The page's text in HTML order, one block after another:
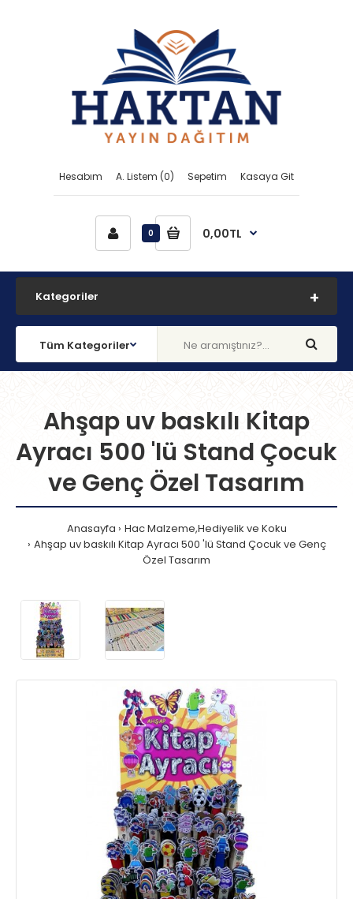
Hesabım A. Listem (0) Sepetim Kasaya Git
0 0,00TL
Kategoriler
Ahşap uv baskılı Kitap
Ayracı 500 'lü Stand Çocuk
ve Genç Özel Tasarım
Anasayfa
Hac Malzeme,Hediyelik ve Koku
Ahşap uv baskılı Kitap Ayracı 500 'lü Stand Çocuk ve Genç
Özel Tasarım